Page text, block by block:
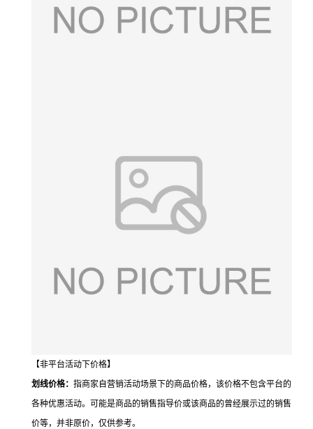
【非平台活动下价格】
划线价格： 指商家自营销活动场景下的商品价格，该价格不包含平台的
各种优惠活动。可能是商品的销售指导价或该商品的曾经展示过的销售
价等，并非原价，仅供参考。